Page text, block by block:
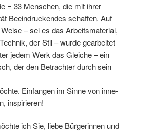
= 33 Menschen, die mit ihrer
Beeindruckendes schaffen. Auf
– sei es das Arbeitsmaterial,
der Stil – wurde gearbeitet
jedem Werk das Gleiche – ein
der den Betrachter durch sein
Einfangen im Sinne von inne-
inspirieren!
ich Sie, liebe Bürgerinnen und